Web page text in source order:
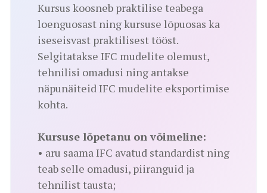
Kursus koosneb praktilise teabega
loenguosast ning kursuse lõpuosas ka
iseseisvast praktilisest tööst.
Selgitatakse IFC mudelite olemust,
tehnilisi omadusi ning antakse
näpunäiteid IFC mudelite eksportimise
kohta.
Kursuse lõpetanu on võimeline:
• aru saama IFC avatud standardist ning
teab selle omadusi, piiranguid ja
tehnilist tausta;